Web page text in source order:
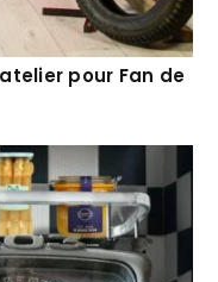
pour Fan de